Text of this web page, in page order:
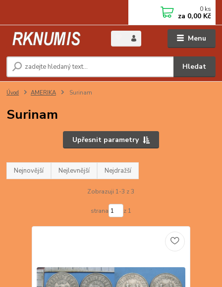
Menu
Hledat
0 ks
za 0,00 Kč
Úvod AMERIKA Surinam
Surinam
Upřesnit parametry
Nejnovější Nejlevnější Nejdražší
Zobrazuji 1-3 z 3
strana z 1